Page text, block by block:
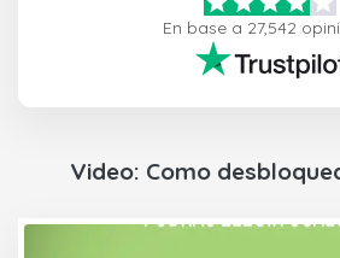
En base a 27,542
Video: Como